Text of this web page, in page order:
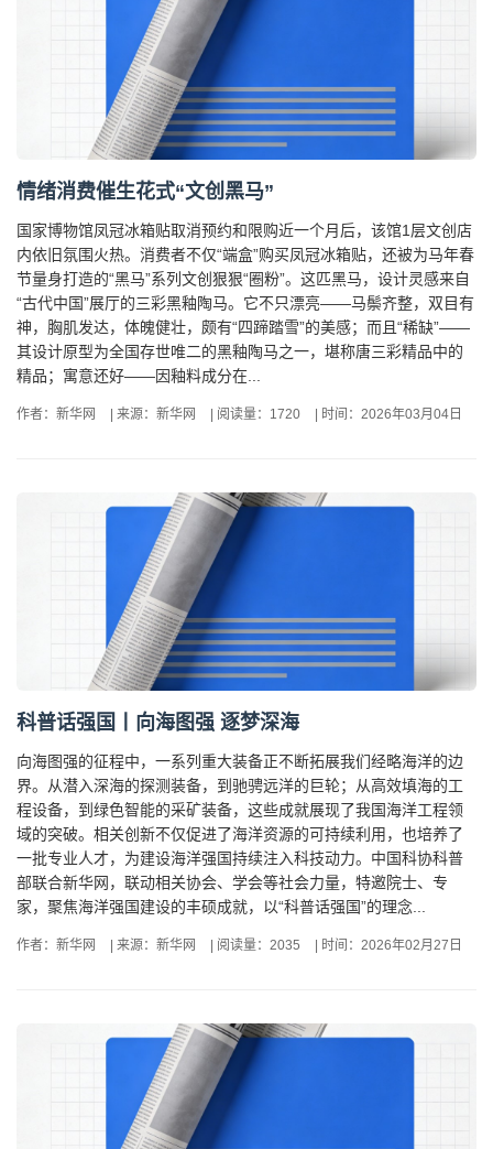
情绪消费催生花式“文创黑马”
国家博物馆凤冠冰箱贴取消预约和限购近一个月后，该馆1层文创店
内依旧氛围火热。消费者不仅“端盒”购买凤冠冰箱贴，还被为马年春
节量身打造的“黑马”系列文创狠狠“圈粉”。这匹黑马，设计灵感来自
“古代中国”展厅的三彩黑釉陶马。它不只漂亮——马鬃齐整，双目有
神，胸肌发达，体魄健壮，颇有“四蹄踏雪”的美感；而且“稀缺”——
其设计原型为全国存世唯二的黑釉陶马之一，堪称唐三彩精品中的
精品；寓意还好——因釉料成分在...
作者：新华网 来源：新华网 阅读量：1720 时间：2026年03月04日
科普话强国丨向海图强 逐梦深海
向海图强的征程中，一系列重大装备正不断拓展我们经略海洋的边
界。从潜入深海的探测装备，到驰骋远洋的巨轮；从高效填海的工
程设备，到绿色智能的采矿装备，这些成就展现了我国海洋工程领
域的突破。相关创新不仅促进了海洋资源的可持续利用，也培养了
一批专业人才，为建设海洋强国持续注入科技动力。中国科协科普
部联合新华网，联动相关协会、学会等社会力量，特邀院士、专
家，聚焦海洋强国建设的丰硕成就，以“科普话强国”的理念...
作者：新华网 来源：新华网 阅读量：2035 时间：2026年02月27日